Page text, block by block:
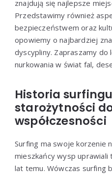
znajdują się najlepsze
Przedstawimy również
bezpieczeństwem oraz
opowiemy o najbardziej
dyscypliny. Zapraszamy do
nurkowania w świat fal,
Historia
starożytności
współczesności
Surfing ma swoje korzenie
mieszkańcy wysp
lat temu. Wówczas surfing